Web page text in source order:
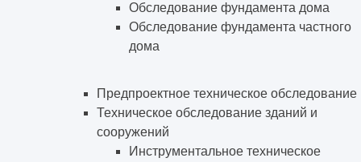
Обследование фундамента дома
Обследование фундамента частного
дома
Предпроектное техническое обследование
Техническое обследование зданий и
сооружений
Инструментальное техническое